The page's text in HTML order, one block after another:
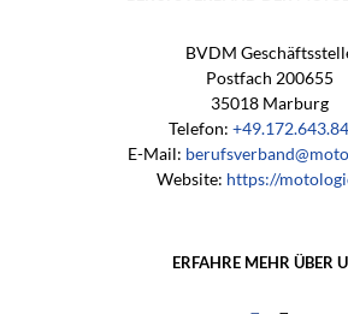
BVDM
Postfach 200655
35018 Marburg
Telefon:
E-Mail:
Website: https://
ERFAHRE MEHR ÜBER